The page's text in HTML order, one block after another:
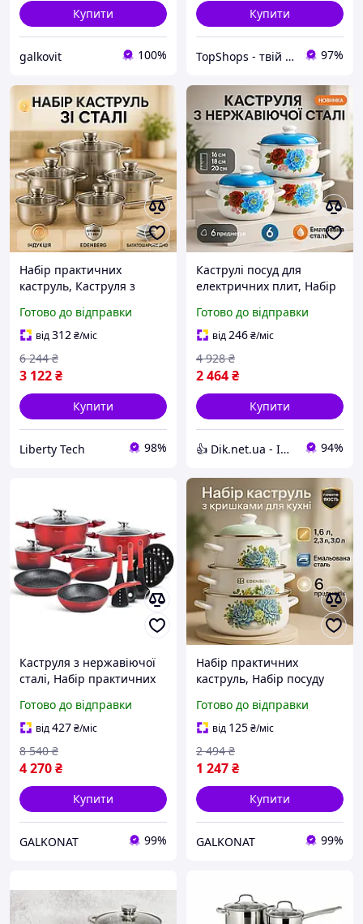
Купити
galkovit 100%
Купити
TopShops - твій інтернет магазин 97%
Набір практичних
каструль, Каструля з
посуду для електричних
плит SW-60
Готово до відправки
від312₴/міс
3 122₴
6 244 ₴
Купити
Liberty Tech 98%
Каструлі посуд для
електричних плит, Набір
плит, Набір практичних
каструль VT-44
Готово до відправки
від246₴/міс
2 464₴
4 928 ₴
Купити
👍 Dik.net.ua - Інтернет магазин 94%
Каструля з нержавіючої
сталі, Набір практичних
з жаростійкою кришкою
FB-50
Готово до відправки
від427₴/міс
4 270₴
8 540 ₴
Купити
GALKONAT 99%
Набір практичних
каструль, Набір посуду
Хороші каструлі JQ-11
Готово до відправки
від 125₴/міс
1 247₴
2 494 ₴
Купити
GALKONAT 99%